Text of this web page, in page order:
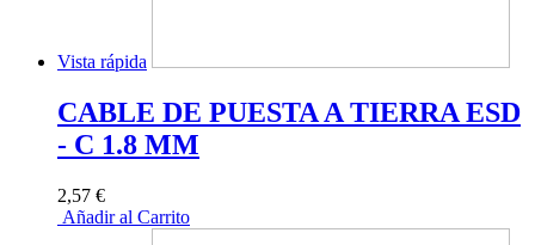
Vista rápida
CABLE DE PUESTA A TIERRA ESD
- C 1.8 MM
2,57 €
Añadir al Carrito